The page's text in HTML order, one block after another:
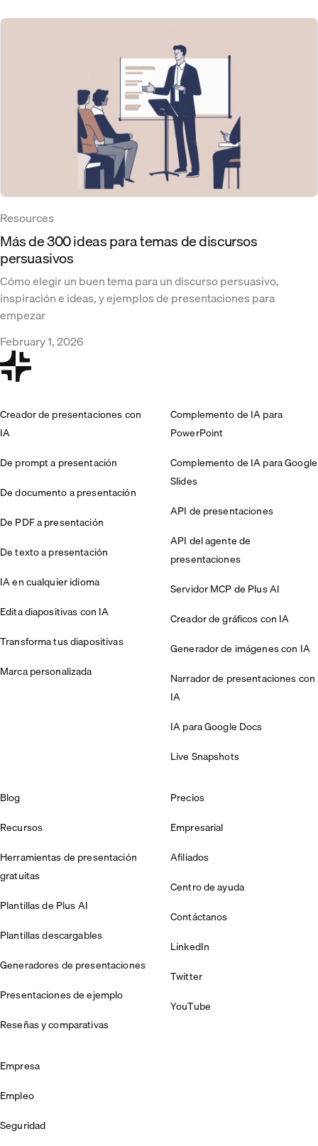
Resources
Más de 300 ideas para temas de discursos
persuasivos
Cómo elegir un buen tema para un discurso persuasivo,
inspiración e ideas, y ejemplos de presentaciones para
empezar
February 1, 2026
Creador de presentaciones con
IA
De prompt a presentación
De documento a presentación
De PDF a presentación
De texto a presentación
IA en cualquier idioma
Edita diapositivas con IA
Transforma tus diapositivas
Marca personalizada
Complemento de IA para
PowerPoint
Complemento de IA para Google
Slides
API de presentaciones
API del agente de
presentaciones
Servidor MCP de Plus AI
Creador de gráficos con IA
Generador de imágenes con IA
Narrador de presentaciones con
IA
IA para Google Docs
Live Snapshots
Blog
Recursos
Herramientas de presentación
gratuitas
Plantillas de Plus AI
Plantillas descargables
Generadores de presentaciones
Presentaciones de ejemplo
Reseñas y comparativas
Precios
Empresarial
Afiliados
Centro de ayuda
Contáctanos
LinkedIn
Twitter
YouTube
Empresa
Empleo
Seguridad